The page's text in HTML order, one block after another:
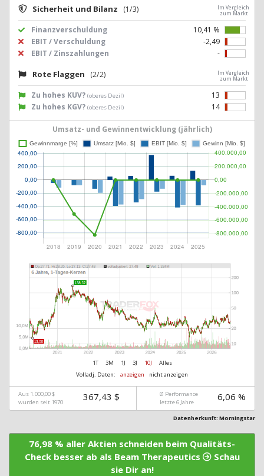
Sicherheit und Bilanz (1/3)
Im Vergleich
zum Markt
Finanzverschuldung
10,41 %
EBIT / Verschuldung
-2,49
EBIT / Zinszahlungen
-
Rote Flaggen (2/2)
Im Vergleich
zum Markt
Zu hohes KUV? (oberes Dezil)
13
Zu hohes KGV? (oberes Dezil) 14
Umsatz- und Gewinnentwicklung (jährlich)
1T 3M 1J 3J 10J
Alles
Volladj. Daten:
anzeigen nicht anzeigen
Aus 1.000,00 $
wurden seit 1970
367,43 $
Ø Performance
letzte 6 Jahre
6,06 %
Datenherkunft: Morningstar
76,98 % aller Aktien schneiden beim Qualitäts-
Check besser ab als Beam Therapeutics
Schau
sie Dir an!